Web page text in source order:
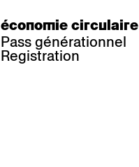
économie circulaire
Pass générationnel
Registration